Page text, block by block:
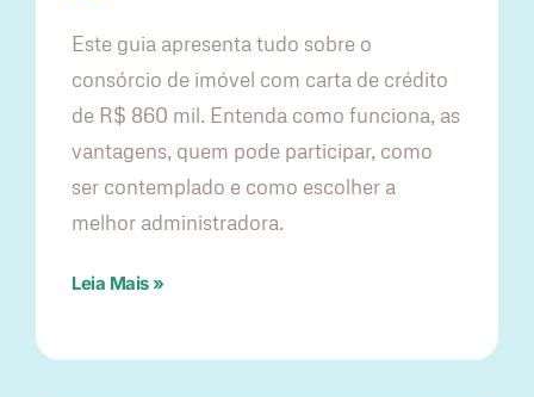
Este guia apresenta tudo sobre o
consórcio de imóvel com carta de crédito
de R$ 860 mil. Entenda como funciona, as
vantagens, quem pode participar, como
ser contemplado e como escolher a
melhor administradora.
Leia Mais »